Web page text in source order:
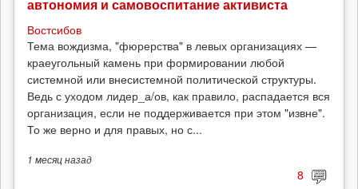
автономия и самовоспитание активиста
Востсибов
Тема вождизма, "фюрерства" в левых организациях —
краеугольный камень при формировании любой
системной или внесистемной политической структуры.
Ведь с уходом лидер_а/ов, как правило, распадается вся
организация, если не поддерживается при этом "извне".
То же верно и для правых, но с...
1 месяцназад
8